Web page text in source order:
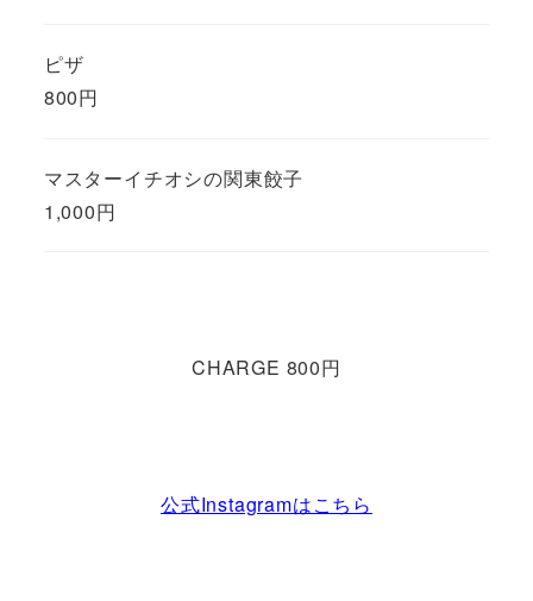
ピザ
800円
マスターイチオシの関東餃子
1,000円
CHARGE 800円
公式Instagramはこちら